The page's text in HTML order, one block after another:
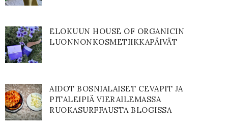
ELOKUUN HOUSE OF ORGANICIN
LUONNONKOSMETIIKKAPÄIVÄT
AIDOT BOSNIALAISET CEVAPIT JA
PITALEIPIÄ VIERAILEMASSA
RUOKASURFFAUSTA BLOGISSA